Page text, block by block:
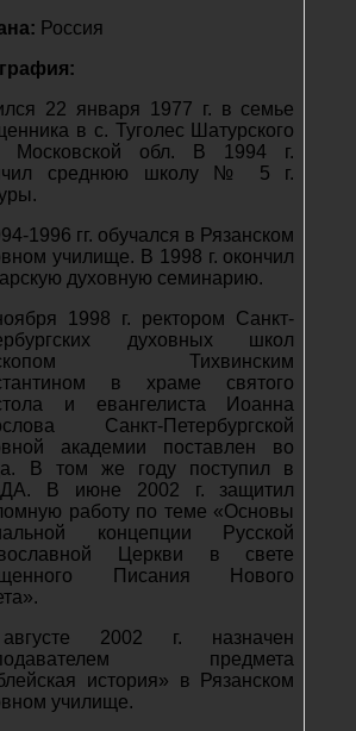
Россия
22 января 1977 г. в семье
в с. Туголес Шатурского
Московской обл. В 1994 г.
среднюю школу № 5 г.
1996 гг. обучался в Рязанском
училище. В 1998 г. окончил
духовную семинарию.
1998 г. ректором Санкт-
духовных школ
Тихвинским
в храме святого
и евангелиста Иоанна
Санкт-Петербургской
академии поставлен во
В том же году поступил в
В июне 2002 г. защитил
работу по теме «Основы
концепции Русской
Церкви в свете
Писания Нового
2002 г. назначен
предмета
история» в Рязанском
училище.